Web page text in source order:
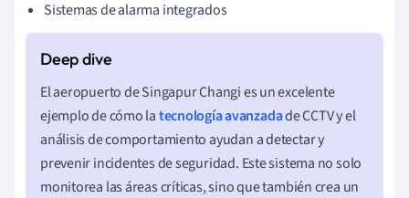
Sistemas de alarma integrados
El aeropuerto de Singapur Changi es un excelente
ejemplo de cómo latecnología avanzadade CCTV y el
análisis de comportamiento ayudan a detectar y
prevenir incidentes de seguridad. Este sistema no solo
monitorea las áreas críticas, sino que también crea un